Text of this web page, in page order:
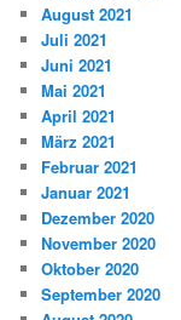
August 2021
Juli 2021
Juni 2021
Mai 2021
April 2021
März 2021
Februar 2021
Januar 2021
Dezember 2020
November 2020
Oktober 2020
September 2020